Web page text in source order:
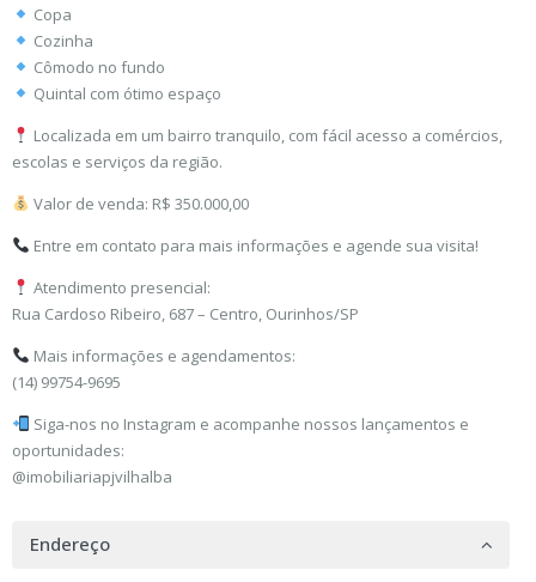
Copa
Cozinha
Cômodo no fundo
Quintal com ótimo espaço
Localizada em um bairro tranquilo, com fácil acesso a comércios,
escolas e serviços da região.
Valor de venda: R$ 350.000,00
Entre em contato para mais informações e agende sua visita!
Atendimento presencial:
Rua Cardoso Ribeiro, 687 – Centro, Ourinhos/SP
Mais informações e agendamentos:
(14) 99754-9695
Siga-nos no Instagram e acompanhe nossos lançamentos e
oportunidades:
@imobiliariapjvilhalba
Endereço